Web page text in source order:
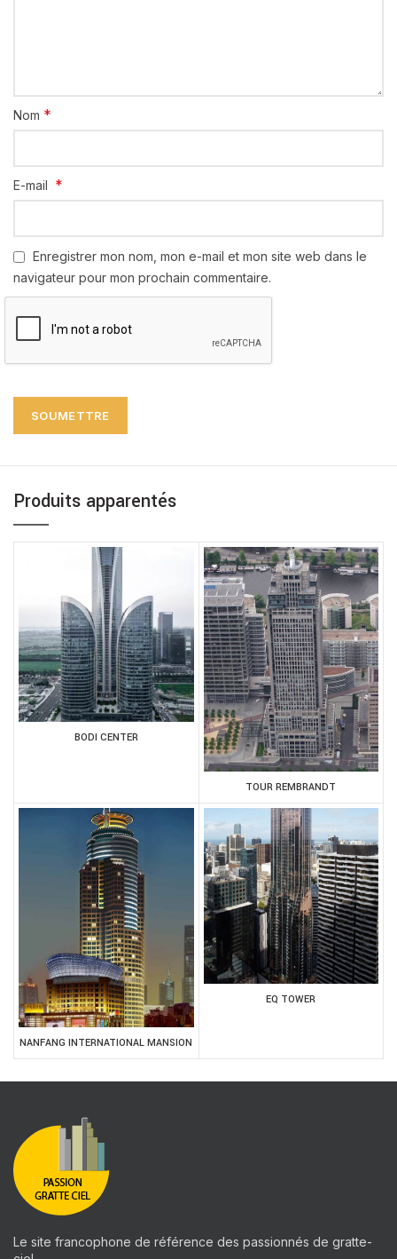
Nom *
E-mail *
Enregistrer mon nom, mon e-mail et mon site web dans le
navigateur pour mon prochain commentaire.
Produits apparentés
BODI CENTER
TOUR REMBRANDT
NANFANG INTERNATIONAL MANSION
EQ TOWER
Le site francophone de référence des passionnés de gratte-